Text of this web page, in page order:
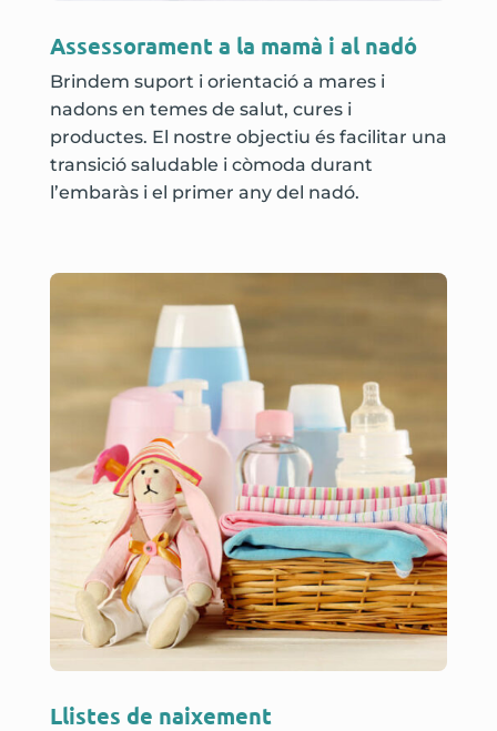
Assessorament a la mamà i al nadó
Brindem suport i orientació a mares i
nadons en temes de salut, cures i
productes. El nostre objectiu és facilitar una
transició saludable i còmoda durant
l’embaràs i el primer any del nadó.
Llistes de naixement